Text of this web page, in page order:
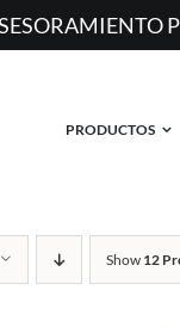
PRODUCTOS
Show 12